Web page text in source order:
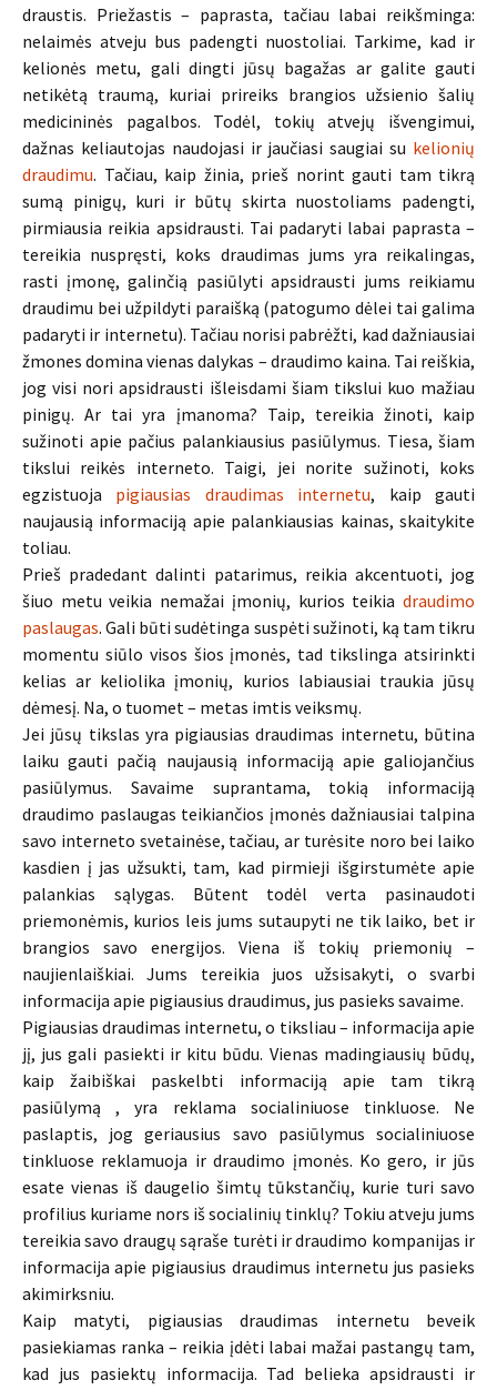
draustis. Priežastis – paprasta, tačiau labai reikšminga:
nelaimės atveju bus padengti nuostoliai. Tarkime, kad ir
kelionės metu, gali dingti jūsų bagažas ar galite gauti
netikėtą traumą, kuriai prireiks brangios užsienio šalių
medicininės pagalbos. Todėl, tokių atvejų išvengimui,
dažnas keliautojas naudojasi ir jaučiasi saugiai su kelionių
draudimu. Tačiau, kaip žinia, prieš norint gauti tam tikrą
sumą pinigų, kuri ir būtų skirta nuostoliams padengti,
pirmiausia reikia apsidrausti. Tai padaryti labai paprasta –
tereikia nuspręsti, koks draudimas jums yra reikalingas,
rasti įmonę, galinčią pasiūlyti apsidrausti jums reikiamu
draudimu bei užpildyti paraišką (patogumo dėlei tai galima
padaryti ir internetu). Tačiau norisi pabrėžti, kad dažniausiai
žmones domina vienas dalykas – draudimo kaina. Tai reiškia,
jog visi nori apsidrausti išleisdami šiam tikslui kuo mažiau
pinigų. Ar tai yra įmanoma? Taip, tereikia žinoti, kaip
sužinoti apie pačius palankiausius pasiūlymus. Tiesa, šiam
tikslui reikės interneto. Taigi, jei norite sužinoti, koks
egzistuoja pigiausias draudimas internetu, kaip gauti
naujausią informaciją apie palankiausias kainas, skaitykite
toliau.
Prieš pradedant dalinti patarimus, reikia akcentuoti, jog
šiuo metu veikia nemažai įmonių, kurios teikia draudimo
paslaugas. Gali būti sudėtinga suspėti sužinoti, ką tam tikru
momentu siūlo visos šios įmonės, tad tikslinga atsirinkti
kelias ar keliolika įmonių, kurios labiausiai traukia jūsų
dėmesį. Na, o tuomet – metas imtis veiksmų.
Jei jūsų tikslas yra pigiausias draudimas internetu, būtina
laiku gauti pačią naujausią informaciją apie galiojančius
pasiūlymus. Savaime suprantama, tokią informaciją
draudimo paslaugas teikiančios įmonės dažniausiai talpina
savo interneto svetainėse, tačiau, ar turėsite noro bei laiko
kasdien į jas užsukti, tam, kad pirmieji išgirstumėte apie
palankias sąlygas. Būtent todėl verta pasinaudoti
priemonėmis, kurios leis jums sutaupyti ne tik laiko, bet ir
brangios savo energijos. Viena iš tokių priemonių –
naujienlaiškiai. Jums tereikia juos užsisakyti, o svarbi
informacija apie pigiausius draudimus, jus pasieks savaime.
Pigiausias draudimas internetu, o tiksliau – informacija apie
jį, jus gali pasiekti ir kitu būdu. Vienas madingiausių būdų,
kaip žaibiškai paskelbti informaciją apie tam tikrą
pasiūlymą , yra reklama socialiniuose tinkluose. Ne
paslaptis, jog geriausius savo pasiūlymus socialiniuose
tinkluose reklamuoja ir draudimo įmonės. Ko gero, ir jūs
esate vienas iš daugelio šimtų tūkstančių, kurie turi savo
profilius kuriame nors iš socialinių tinklų? Tokiu atveju jums
tereikia savo draugų sąraše turėti ir draudimo kompanijas ir
informacija apie pigiausius draudimus internetu jus pasieks
akimirksniu.
Kaip matyti, pigiausias draudimas internetu beveik
pasiekiamas ranka – reikia įdėti labai mažai pastangų tam,
kad jus pasiektų informacija. Tad belieka apsidrausti ir